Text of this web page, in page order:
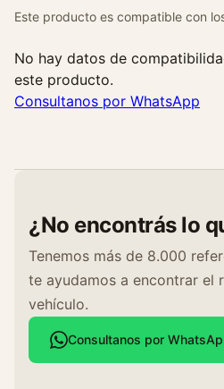
1
9
d
c
Este producto es compatible con
No hay datos de
este producto.
Consultanos por WhatsApp
¿No encontrás lo
Tenemos más de 8.000
te ayudamos a encontrar el
vehículo.
Consultanos por